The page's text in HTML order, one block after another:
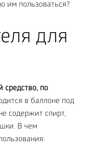
им пользоваться?
для
средство, по
в баллоне под
содержит спирт,
В чем